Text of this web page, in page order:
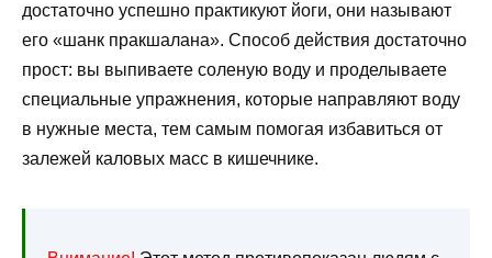
достаточно успешно практикуют йоги, они называют
его «шанк пракшалана». Способ действия достаточно
прост: вы выпиваете соленую воду и проделываете
специальные упражнения, которые направляют воду
в нужные места, тем самым помогая избавиться от
залежей каловых масс в кишечнике.